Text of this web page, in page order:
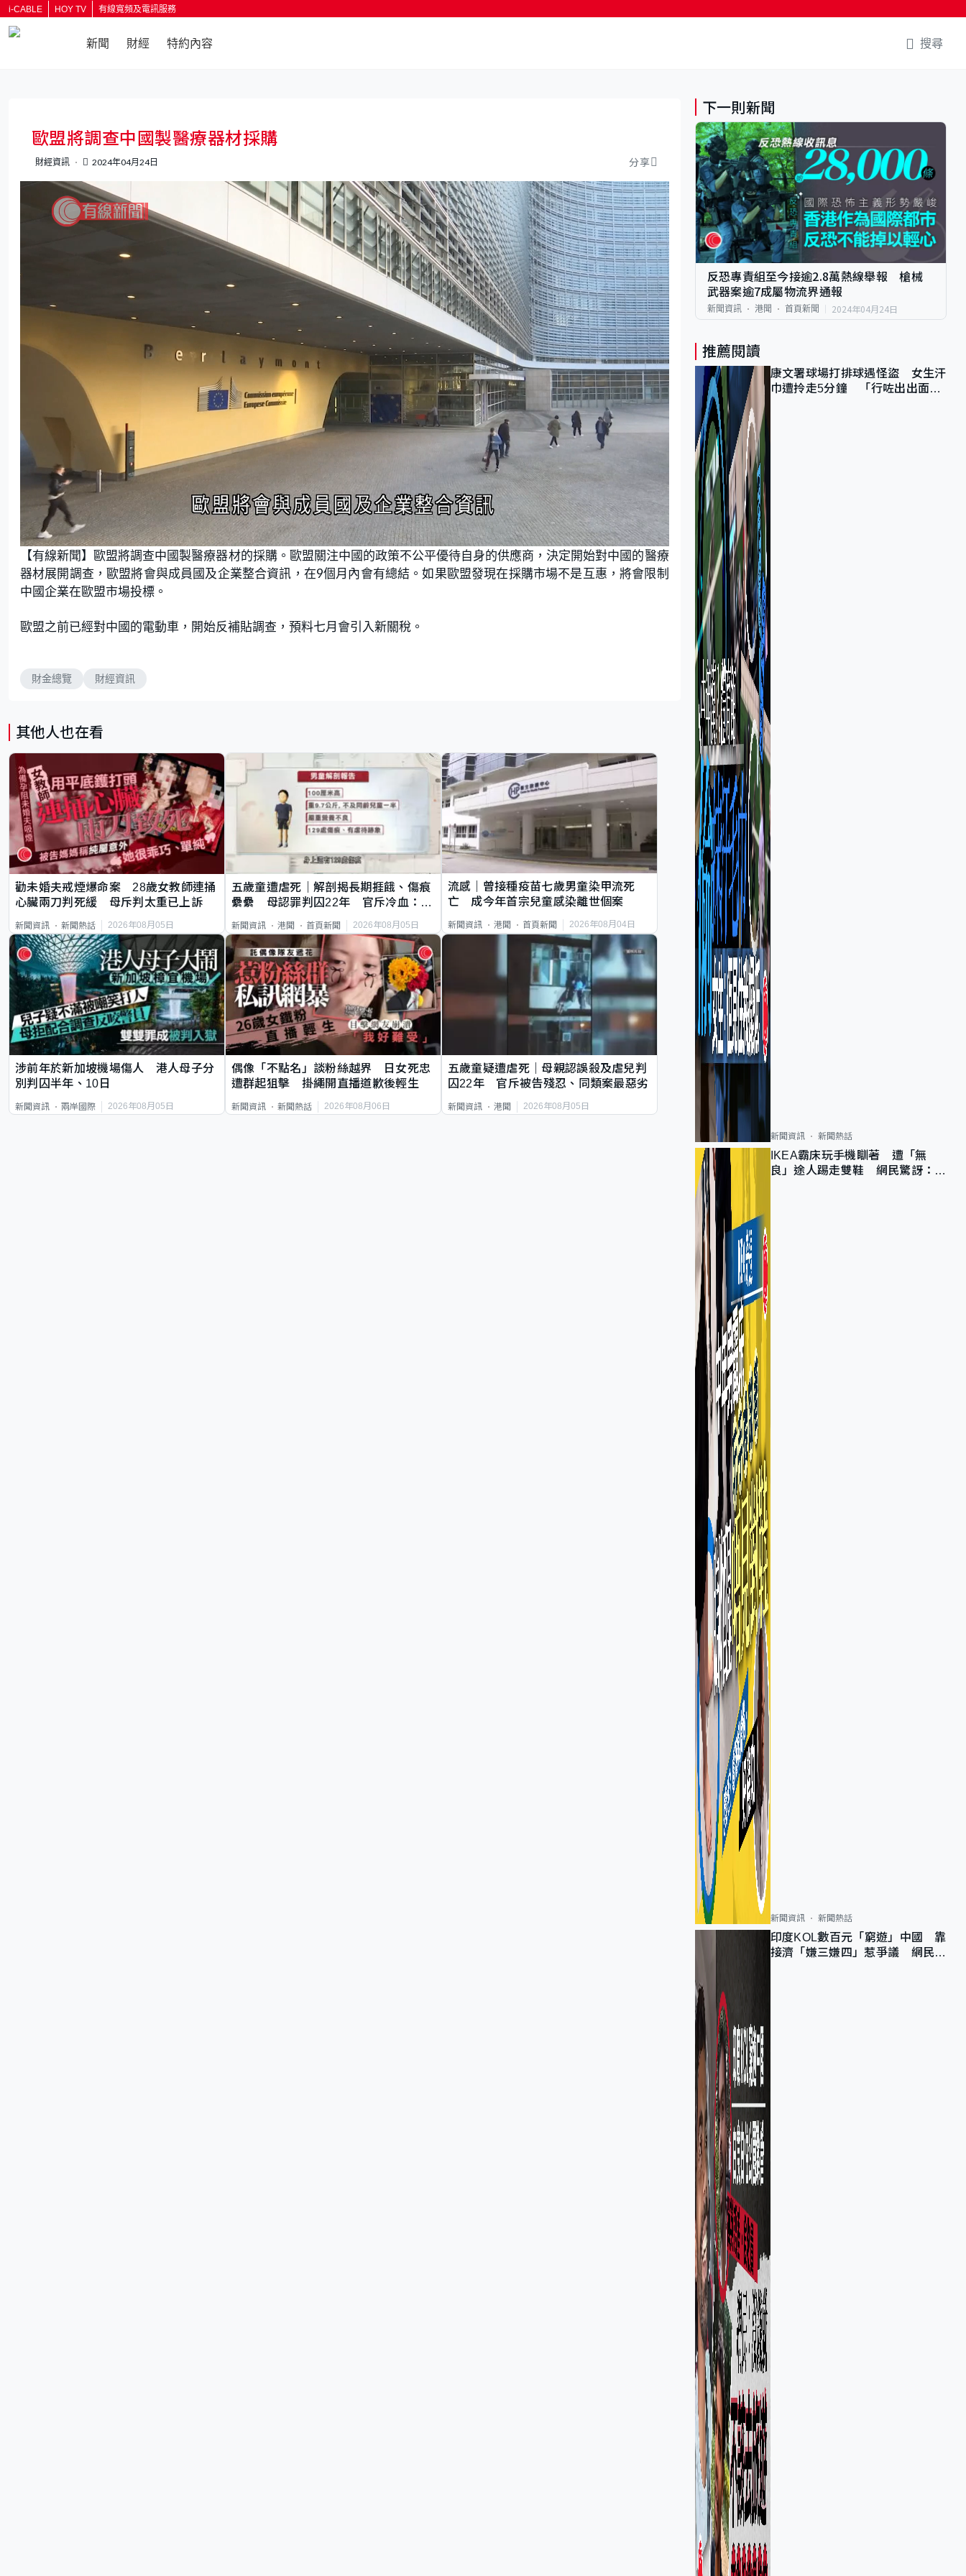
i-CABLE HOY TV 有線寬頻及電訊服務
新聞 財經 特約內容 搜尋
歐盟將調查中國製醫療器材採購
財經資訊 2024年04月24日 分享
U
n
m
u
t
e
o
d
e
d
:
%
【有線新聞】歐盟將調查中國製醫療器材的採購。歐盟關注中國的政策不公平優待自身的供應商，決定開始對中國的醫療
器材展開調查，歐盟將會與成員國及企業整合資訊，在9個月內會有總結。如果歐盟發現在採購市場不是互惠，將會限制
中國企業在歐盟市場投標。
歐盟之前已經對中國的電動車，開始反補貼調查，預料七月會引入新關稅。
財金總覽 財經資訊
其他人也在看
勸未婚夫戒煙爆命案 28歲女教師連捅
心臟兩刀判死緩 母斥判太重已上訴
新聞資訊 新聞熱話 2026年08月05日
五歲童遭虐死｜解剖揭長期捱餓、傷痕
纍纍 母認罪判囚22年 官斥冷血：同
新聞資訊 港聞 首頁新聞 2026年08月05日
流感｜曾接種疫苗七歲男童染甲流死
亡 成今年首宗兒童感染離世個案
新聞資訊 港聞 首頁新聞 2026年08月04日
涉前年於新加坡機場傷人 港人母子分
別判囚半年、10日
新聞資訊 兩岸國際 2026年08月05日
偶像「不點名」談粉絲越界 日女死忠
遭群起狙擊 掛繩開直播道歉後輕生
新聞資訊 新聞熱話 2026年08月06日
五歲童疑遭虐死｜母親認誤殺及虐兒判
囚22年 官斥被告殘忍、同類案最惡劣
新聞資訊 港聞 2026年08月05日
下一則新聞
反恐專責組至今接逾2.8萬熱線舉報 槍械
武器案逾7成屬物流界通報
新聞資訊 港聞 首頁新聞 2024年04月24日
推薦閱讀
康文署球場打排球遇怪盜 女生汗
巾遭拎走5分鐘 「行咗出出面唔
新聞資訊 新聞熱話
IKEA霸床玩手機瞓著 遭「無
良」途人踢走雙鞋 網民驚訝：冇
新聞資訊 新聞熱話
印度KOL數百元「窮遊」中國 靠
接濟「嫌三嫌四」惹爭議 網民：